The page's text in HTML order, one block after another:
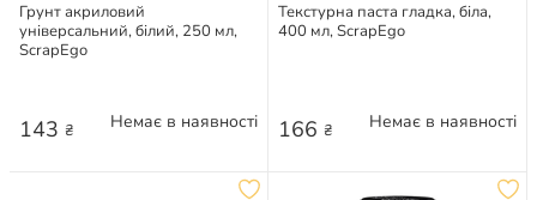
Грунт акриловий
універсальний, білий, 250 мл,
ScrapEgo
143 ₴ Немає в наявності
Текстурна паста гладка, біла,
400 мл, ScrapEgo
166 ₴ Немає в наявності